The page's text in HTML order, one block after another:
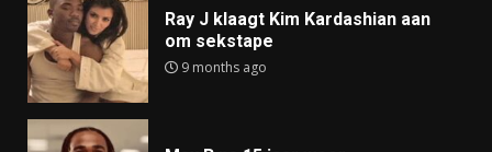
Ray J klaagt Kim Kardashian aan
om sekstape
9 months ago